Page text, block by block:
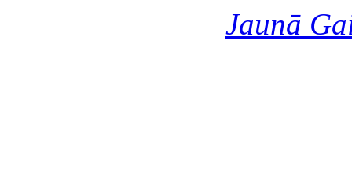
Jaunā